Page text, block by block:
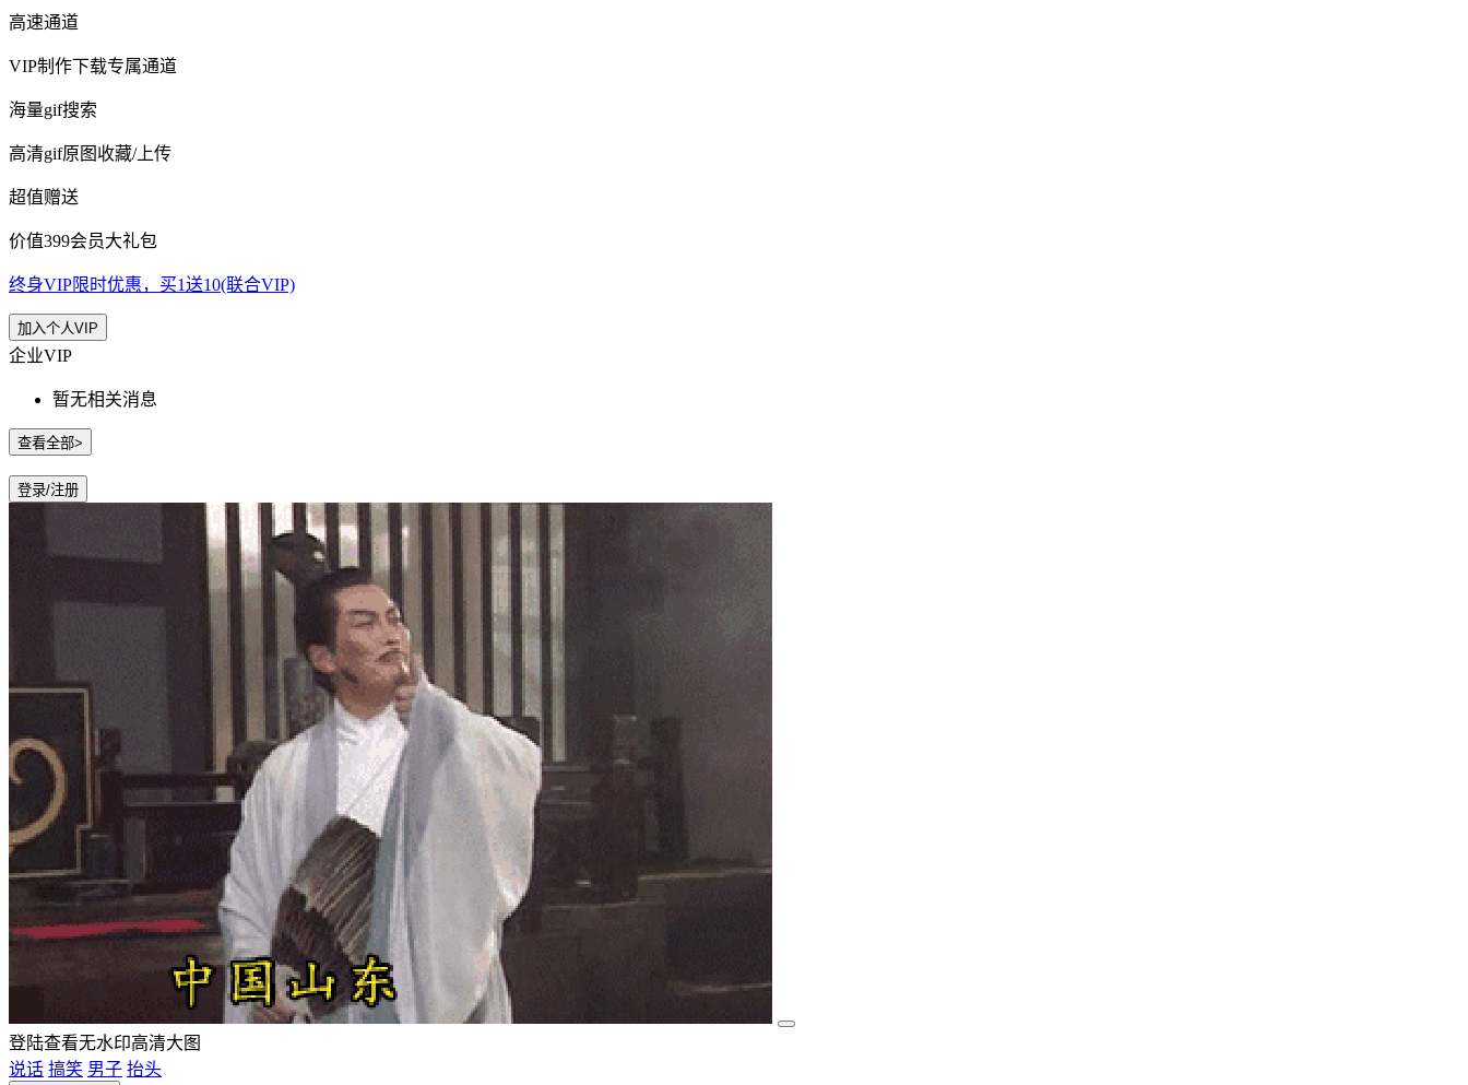
高速通道
VIP制作下载专属通道
海量gif搜索
高清gif原图收藏/上传
超值赠送
价值399会员大礼包
终身VIP限时优惠，买1送10(联合VIP)
加入个人VIP
企业VIP
暂无相关消息
查看全部>
登录/注册
登陆查看无水印高清大图
说话 搞笑 男子 抬头